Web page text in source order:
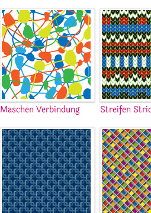
Maschen Verbindung Streifen